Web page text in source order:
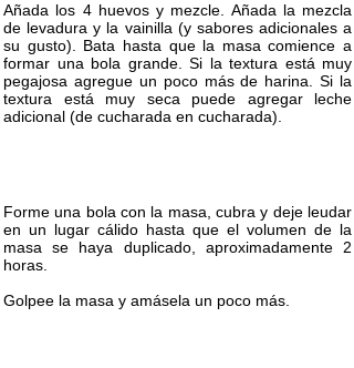
Añada los 4 huevos y mezcle. Añada la mezcla
de levadura y la vainilla (y sabores adicionales a
su gusto). Bata hasta que la masa comience a
formar una bola grande. Si la textura está muy
pegajosa agregue un poco más de harina. Si la
textura está muy seca puede agregar leche
adicional (de cucharada en cucharada).
Forme una bola con la masa, cubra y deje leudar
en un lugar cálido hasta que el volumen de la
masa se haya duplicado, aproximadamente 2
horas.
Golpee la masa y amásela un poco más.